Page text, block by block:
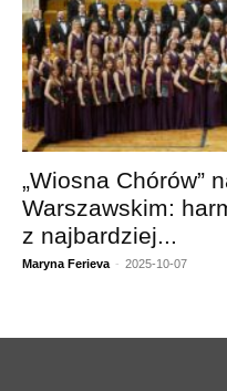
„Wiosna Chórów”
Warszawskim:
z najbardziej...
Maryna Ferieva - 2025-10-07